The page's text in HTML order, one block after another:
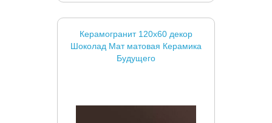
Керамогранит 120x60 декор
Шоколад Мат матовая Керамика
Будущего